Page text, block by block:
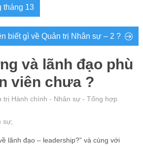
tháng 13
biết gì về Quản trị Nhân sự – 2 ?
và lãnh đạo phù
viên chưa ?
trị Hành chính - Nhân sự - Tổng hợp
sự;
lãnh đạo – leadership?” và cùng với